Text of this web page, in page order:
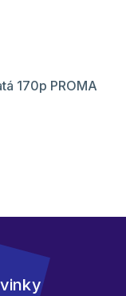
170p PROMA